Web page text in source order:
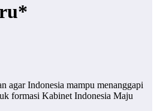
agar Indonesia mampu menanggapi
formasi Kabinet Indonesia Maju